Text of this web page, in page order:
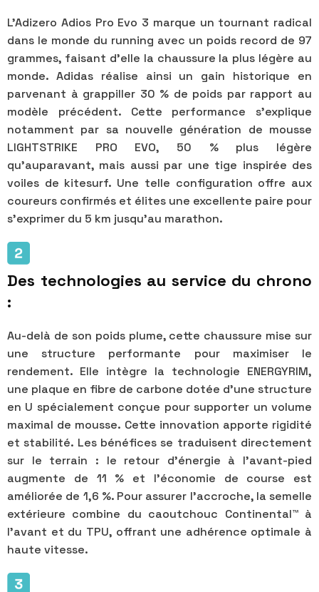
L'Adizero Adios Pro Evo 3 marque un tournant radical
dans le monde du running avec un poids record de 97
grammes, faisant d'elle la chaussure la plus légère au
monde. Adidas réalise ainsi un gain historique en
parvenant à grappiller 30 % de poids par rapport au
modèle précédent. Cette performance s'explique
notamment par sa nouvelle génération de mousse
LIGHTSTRIKE PRO EVO, 50 % plus légère
qu'auparavant, mais aussi par une tige inspirée des
voiles de kitesurf. Une telle configuration offre aux
coureurs confirmés et élites une excellente paire pour
s'exprimer du 5 km jusqu'au marathon.
Des technologies au service du chrono
:
Au-delà de son poids plume, cette chaussure mise sur
une structure performante pour maximiser le
rendement. Elle intègre la technologie ENERGYRIM,
une plaque en fibre de carbone dotée d'une structure
en U spécialement conçue pour supporter un volume
maximal de mousse. Cette innovation apporte rigidité
et stabilité. Les bénéfices se traduisent directement
sur le terrain : le retour d'énergie à l'avant-pied
augmente de 11 % et l'économie de course est
améliorée de 1,6 %. Pour assurer l'accroche, la semelle
extérieure combine du caoutchouc Continental™ à
l'avant et du TPU, offrant une adhérence optimale à
haute vitesse.